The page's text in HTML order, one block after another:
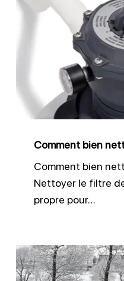
piscine
Comment bien
Comment bien
Nettoyer le filtre
propre pour…
Réussir
l’hivernage